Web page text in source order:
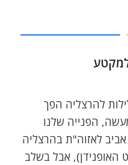
להרצליה הפך
הפנייה שלנו
לאזוה"ת בהרצליה
האופנידן), אבל בשלב